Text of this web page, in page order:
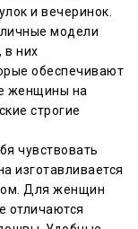
и вечеринок.
модели
в них
обеспечивают
женщины на
строгие
чувствовать
изготавливается
Для женщин
отличаются